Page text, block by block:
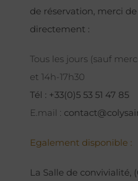
de réservation, merci
directement :
Tous les jours (sauf
et 14h-17h30
Tél : +33(0)5 53 51 47 85
E.mail :
Egalement disponible :
La Salle de convivialité,